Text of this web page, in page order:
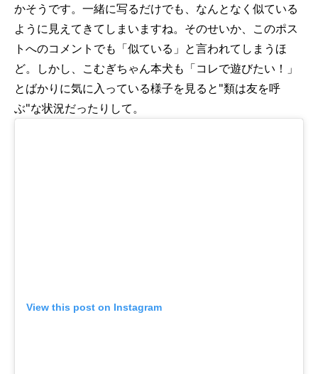
かそうです。一緒に写るだけでも、なんとなく似ている
ように見えてきてしまいますね。そのせいか、このポス
トへのコメントでも「似ている」と言われてしまうほ
ど。しかし、こむぎちゃん本犬も「コレで遊びたい！」
とばかりに気に入っている様子を見ると"類は友を呼
ぶ"な状況だったりして。
View this post on Instagram